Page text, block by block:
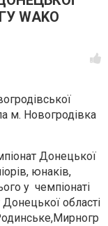
WAKO
м. Новогродівка
Донецької
юнаків,
у чемпіонаті
області